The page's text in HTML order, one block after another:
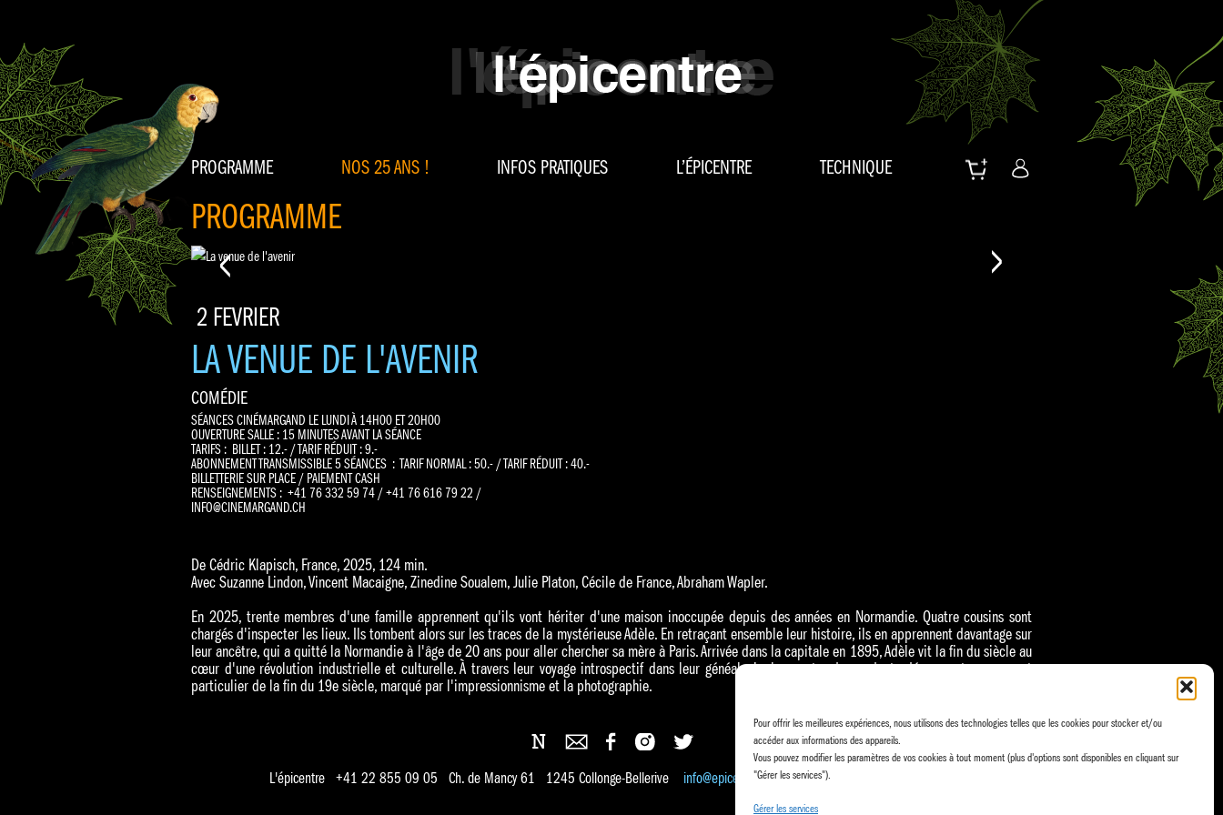
Pour offrir les meilleures expériences, nous utilisons des technologies telles que les cookies pour stocker et/ou
accéder aux informations des appareils.
Vous pouvez modifier les paramètres de vos cookies à tout moment (plus d'options sont disponibles en cliquant sur
"Gérer les services").
Gérer les services
PROGRAMME NOS 25 ANS ! INFOS PRATIQUES L’ÉPICENTRE TECHNIQUE
PROGRAMME
<
2 FEVRIER
LA VENUE DE L'AVENIR
COMÉDIE
SÉANCES CINÉMARGAND LE LUNDI À 14H00 ET 20H00
OUVERTURE SALLE : 15 MINUTES AVANT LA SÉANCE
TARIFS : BILLET : 12.- / TARIF RÉDUIT : 9.-
ABONNEMENT TRANSMISSIBLE 5 SÉANCES : TARIF NORMAL : 50.- / TARIF RÉDUIT : 40.-
BILLETTERIE SUR PLACE / PAIEMENT CASH
RENSEIGNEMENTS : +41 76 332 59 74 / +41 76 616 79 22 /
INFO@CINEMARGAND.CH
De Cédric Klapisch, France, 2025, 124 min.
Avec Suzanne Lindon, Vincent Macaigne, Zinedine Soualem, Julie Platon, Cécile de France, Abraham Wapler.
En 2025, trente membres d'une famille apprennent qu'ils vont hériter d'une maison inoccupée depuis des années en Normandie. Quatre cousins sont
chargés d'inspecter les lieux. Ils tombent alors sur les traces de la mystérieuse Adèle. En retraçant ensemble leur histoire, ils en apprennent davantage sur
leur ancêtre, qui a quitté la Normandie à l'âge de 20 ans pour aller chercher sa mère à Paris. Arrivée dans la capitale en 1895, Adèle vit la fin du siècle au
cœur d'une révolution industrielle et culturelle. À travers leur voyage introspectif dans leur généalogie, les quatre descendants découvrent un moment
particulier de la fin du 19e siècle, marqué par l'impressionnisme et la photographie.
L'épicentre +41 22 855 09 05 Ch. de Mancy 61 1245 Collonge-Bellerive info@epicentre.ch